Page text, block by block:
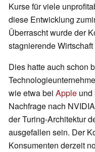
Kurse für viele
diese Entwicklung
Überrascht wurde der
stagnierende
Dies hatte auch schon
wie etwa bei Apple und
Nachfrage nach
der Turing-Architektur
ausgefallen sein. Der
Konsumenten derzeit